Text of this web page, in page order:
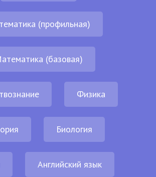
(профильная)
(базовая)
Физика
Биология
Английский язык